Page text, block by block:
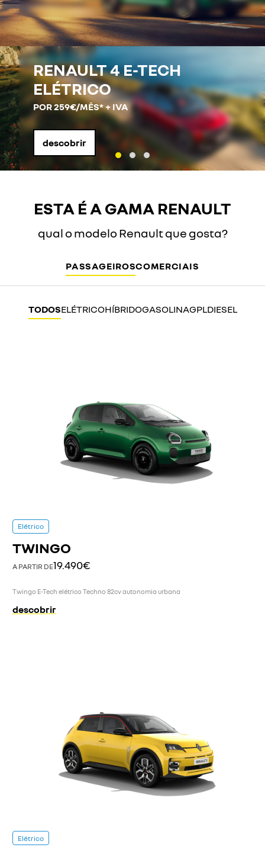
RENAULT 4 E-TECH
ELÉTRICO
POR 259€/MÊS* + IVA
descobrir
ESTA É A GAMA RENAULT
qual o modelo Renault que gosta?
PASSAGEIROSCOMERCIAIS
TODOSELÉTRICOHÍBRIDOGASOLINAGPLDIESEL
Elétrico
TWINGO
A PARTIR DE19.490€
Twingo E-Tech elétrico Techno 82cv autonomia urbana
descobrir
Elétrico